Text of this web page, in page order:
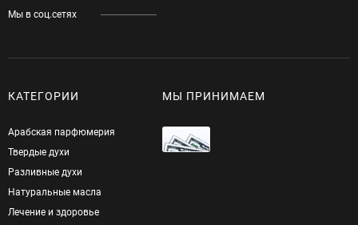
Мы в соц.сетях
КАТЕГОРИИ
Арабская парфюмерия
Твердые духи
Разливные духи
Натуральные масла
Лечение и здоровье
МЫ ПРИНИМАЕМ